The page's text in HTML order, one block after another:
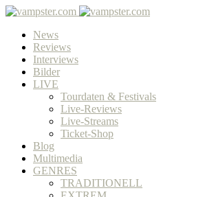
News
Reviews
Interviews
Bilder
LIVE
Tourdaten & Festivals
Live-Reviews
Live-Streams
Ticket-Shop
Blog
Multimedia
GENRES
TRADITIONELL